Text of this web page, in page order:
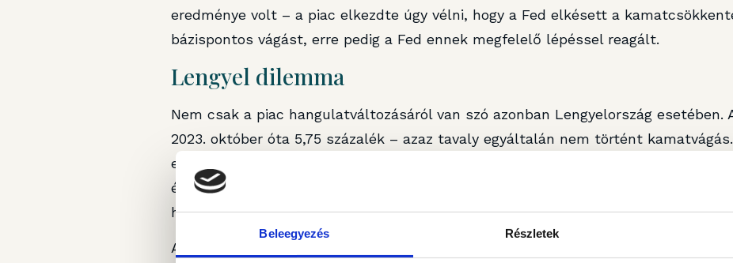
Beleegyezés Részletek
eredménye volt – a piac elkezdte úgy vélni, hogy a Fed elkésett a
bázispontos vágást, erre pedig a Fed ennek megfelelő lépéssel reagált.
Lengyel dilemma
Nem csak a piac hangulatváltozásáról van szó azonban Lengyelország esetében.
2023. október óta 5,75 százalék – azaz tavaly egyáltalán nem történt
ezelőtt – tekintettel az inflációs folyamatokra -, a jegybanki vezetők még arról
év vége felé lesz lehetőség kamatcsökkentésre. Március végén a jegybank
hogy nagyjából 50 százalékra tehető annak a valószínűsége, hogy az idén
Az április eleji monetáris tanácsi ülést követően minden megváltozott. A